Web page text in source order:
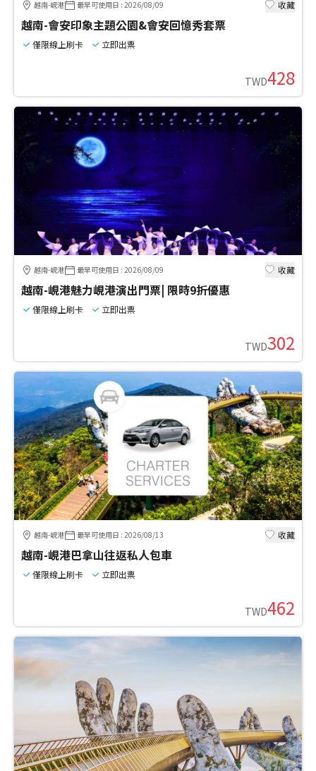
越南-峴港 最早可使用日 : 2026/08/09 收藏
越南-會安印象主題公園&會安回憶秀套票
僅限線上刷卡 立即出票
TWD428
越南-峴港 最早可使用日 : 2026/08/09 收藏
越南-峴港魅力峴港演出門票| 限時9折優惠
僅限線上刷卡 立即出票
TWD302
越南-峴港 最早可使用日 : 2026/08/13 收藏
越南-峴港巴拿山往返私人包車
僅限線上刷卡 立即出票
TWD462